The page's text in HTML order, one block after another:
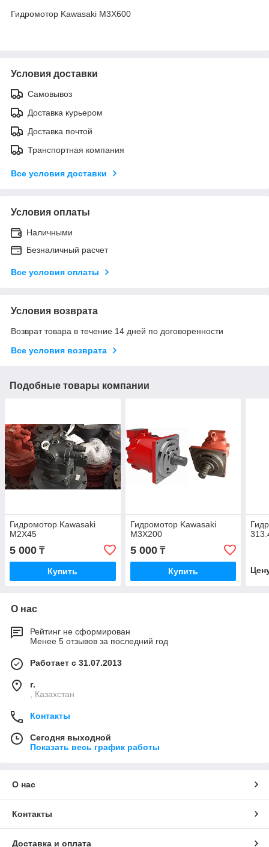
Гидромотор Kawasaki M3X600
Условия доставки
Самовывоз
Доставка курьером
Доставка почтой
Транспортная компания
Все условия доставки
Условия оплаты
Наличными
Безналичный расчет
Все условия оплаты
Условия возврата
Возврат товара в течение 14 дней по договоренности
Все условия возврата
Подобные товары компании
Гидромотор Kawasaki
M2X45
5 000 ₸
Купить
Гидромотор Kawasaki
M3X200
5 000₸
Купить
О нас
Рейтинг не сформирован
Менее 5 отзывов за последний год
Работает с 31.07.2013
г.
, Казахстан
Контакты
Сегодня выходной
Показать весь график работы
О нас
Контакты
Доставка и оплата